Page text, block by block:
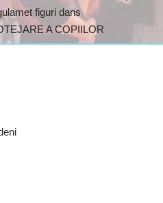
figuri dans
A COPIILOR